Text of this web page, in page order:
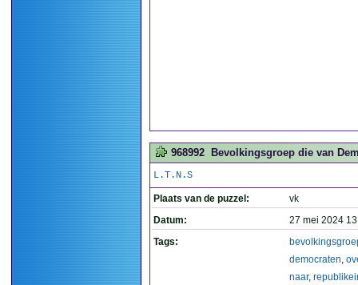
968992 Bevolkingsgroep die van
L.T.N.S
Plaats van de puzzel:
vk
Datum:
27 mei 2024
Tags:
democraten,
naar,